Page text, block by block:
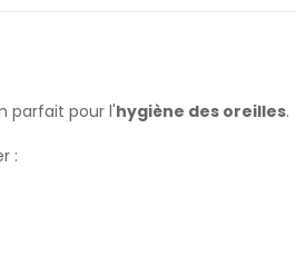
parfait pour l'hygiène des oreilles.
: